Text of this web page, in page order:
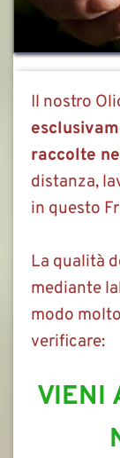
raccolte
distanza,
in questo
La qualità
mediante
modo
verificare:
VIENI